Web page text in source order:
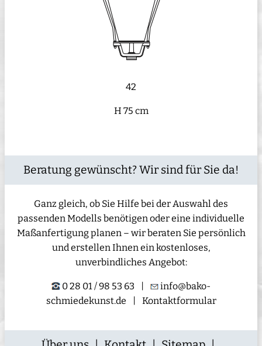
42
H 75 cm
Beratung gewünscht? Wir sind für Sie da!
Ganz gleich, ob Sie Hilfe bei der Auswahl des
passenden Modells benötigen oder eine individuelle
Maßanfertigung planen – wir beraten Sie persönlich
und erstellen Ihnen ein kostenloses,
unverbindliches Angebot:
0 28 01 / 98 53 63 |
info@bako-
schmiedekunst.de | Kontaktformular